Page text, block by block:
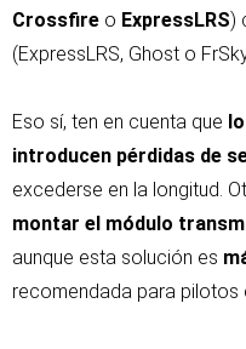
Crossfire o ExpressLRS)
(ExpressLRS, Ghost o
Eso sí, ten en cuenta que
introducen pérdidas de
excederse en la longitud.
montar el módulo
aunque esta solución es
recomendada para